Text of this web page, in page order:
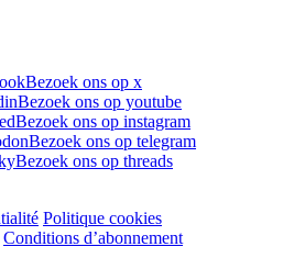
Bezoek ons op x
Bezoek ons op youtube
Bezoek ons op instagram
Bezoek ons op telegram
Bezoek ons op threads
Politique cookies
Conditions d’abonnement